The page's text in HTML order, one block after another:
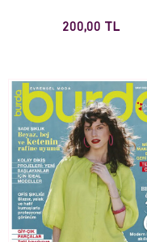
200,00 TL